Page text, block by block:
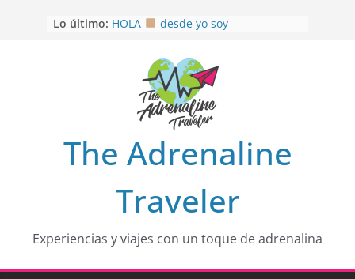
Lo último: HOLA
desde yo soy
EL SENDERO DEL CACAO: Excelente
opción
HOSPEDAJE AL NATURALSHH !!
OTRA PERSPECTIVA de RÍO EL
MULITO!
The Adrenaline
Traveler
Experiencias y viajes con un toque de adrenalina